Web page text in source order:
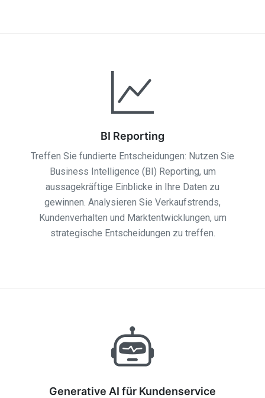
BI Reporting
Treffen Sie fundierte Entscheidungen: Nutzen Sie
Business Intelligence (BI) Reporting, um
aussagekräftige Einblicke in Ihre Daten zu
gewinnen. Analysieren Sie Verkaufstrends,
Kundenverhalten und Marktentwicklungen, um
strategische Entscheidungen zu treffen.
Generative AI für Kundenservice